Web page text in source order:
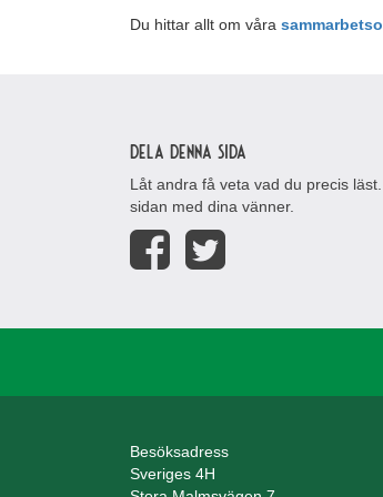
Du hittar allt om våra
Dela denna sida
Låt andra få veta vad du precis
sidan med dina vänner.
Besöksadress
Sveriges 4H